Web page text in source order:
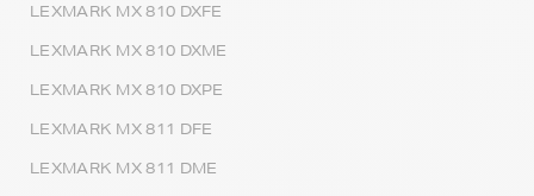
LEXMARK MX 810 DXFE
LEXMARK MX 810 DXME
LEXMARK MX 810 DXPE
LEXMARK MX 811 DFE
LEXMARK MX 811 DME